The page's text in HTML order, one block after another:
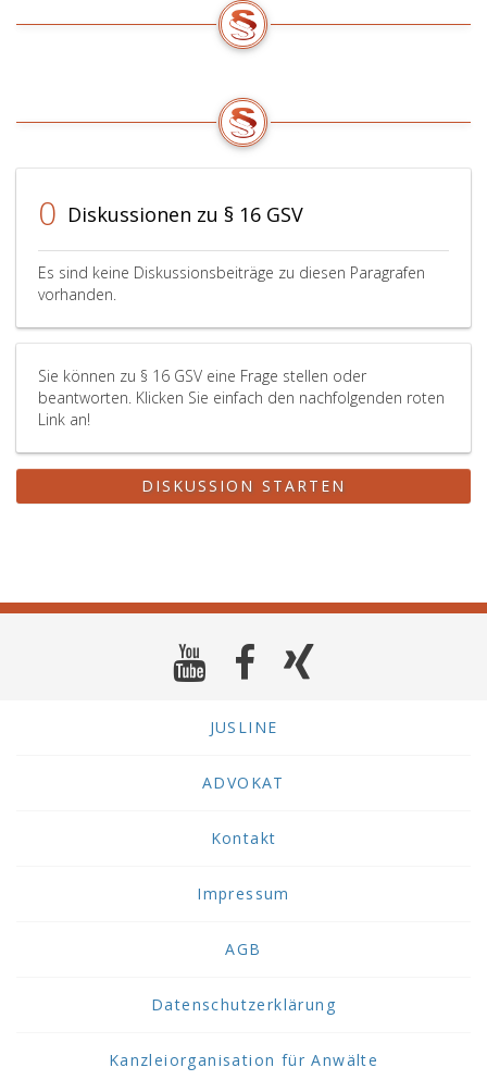
0 Diskussionen zu § 16 GSV
Es sind keine Diskussionsbeiträge zu diesen Paragrafen
vorhanden.
Sie können zu § 16 GSV eine Frage stellen oder
beantworten. Klicken Sie einfach den nachfolgenden roten
Link an!
DISKUSSION STARTEN
JUSLINE
ADVOKAT
Kontakt
Impressum
AGB
Datenschutzerklärung
Kanzleiorganisation für Anwälte